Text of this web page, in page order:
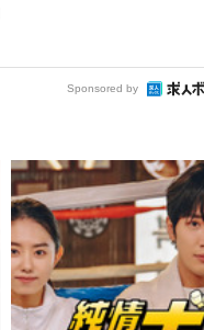
Sponsored by